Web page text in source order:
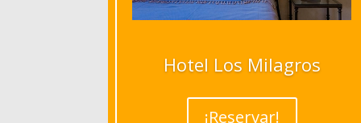
Hotel Los Milagros
¡Reservar!